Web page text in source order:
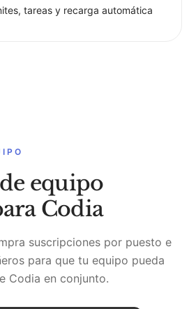
tareas y recarga automática
equipo
Codia
suscripciones por puesto e
para que tu equipo pueda
Codia en conjunto.